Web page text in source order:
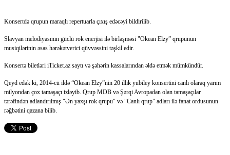
Konsertdə qrupun maraqlı repertuarla çıxış edəcəyi bildirilib.
Slavyan melodiyasının güclü rok enerjisi ilə birləşməsi "Okean Elzy” qrupunun
musiqilərinin əsas hərəkətverici qüvvəssini təşkil edir.
Konsertə biletləri iTicket.az saytı və şəhərin kassalarından əldə etmək mümkündür.
Qeyd edək ki, 2014-cü ildə “Okean Elzy”nin 20 illik yubiley konsertini canlı olaraq yarım
milyondan çox tamaşaçı izləyib. Qrup MDB və Şərqi Avropadan olan tamaşaçılar
tərəfindən adlandırılmış "Ən yaxşı rok qrupu" və "Canlı qrup" adları ilə fanat ordusunun
rəğbətini qazana bilib.